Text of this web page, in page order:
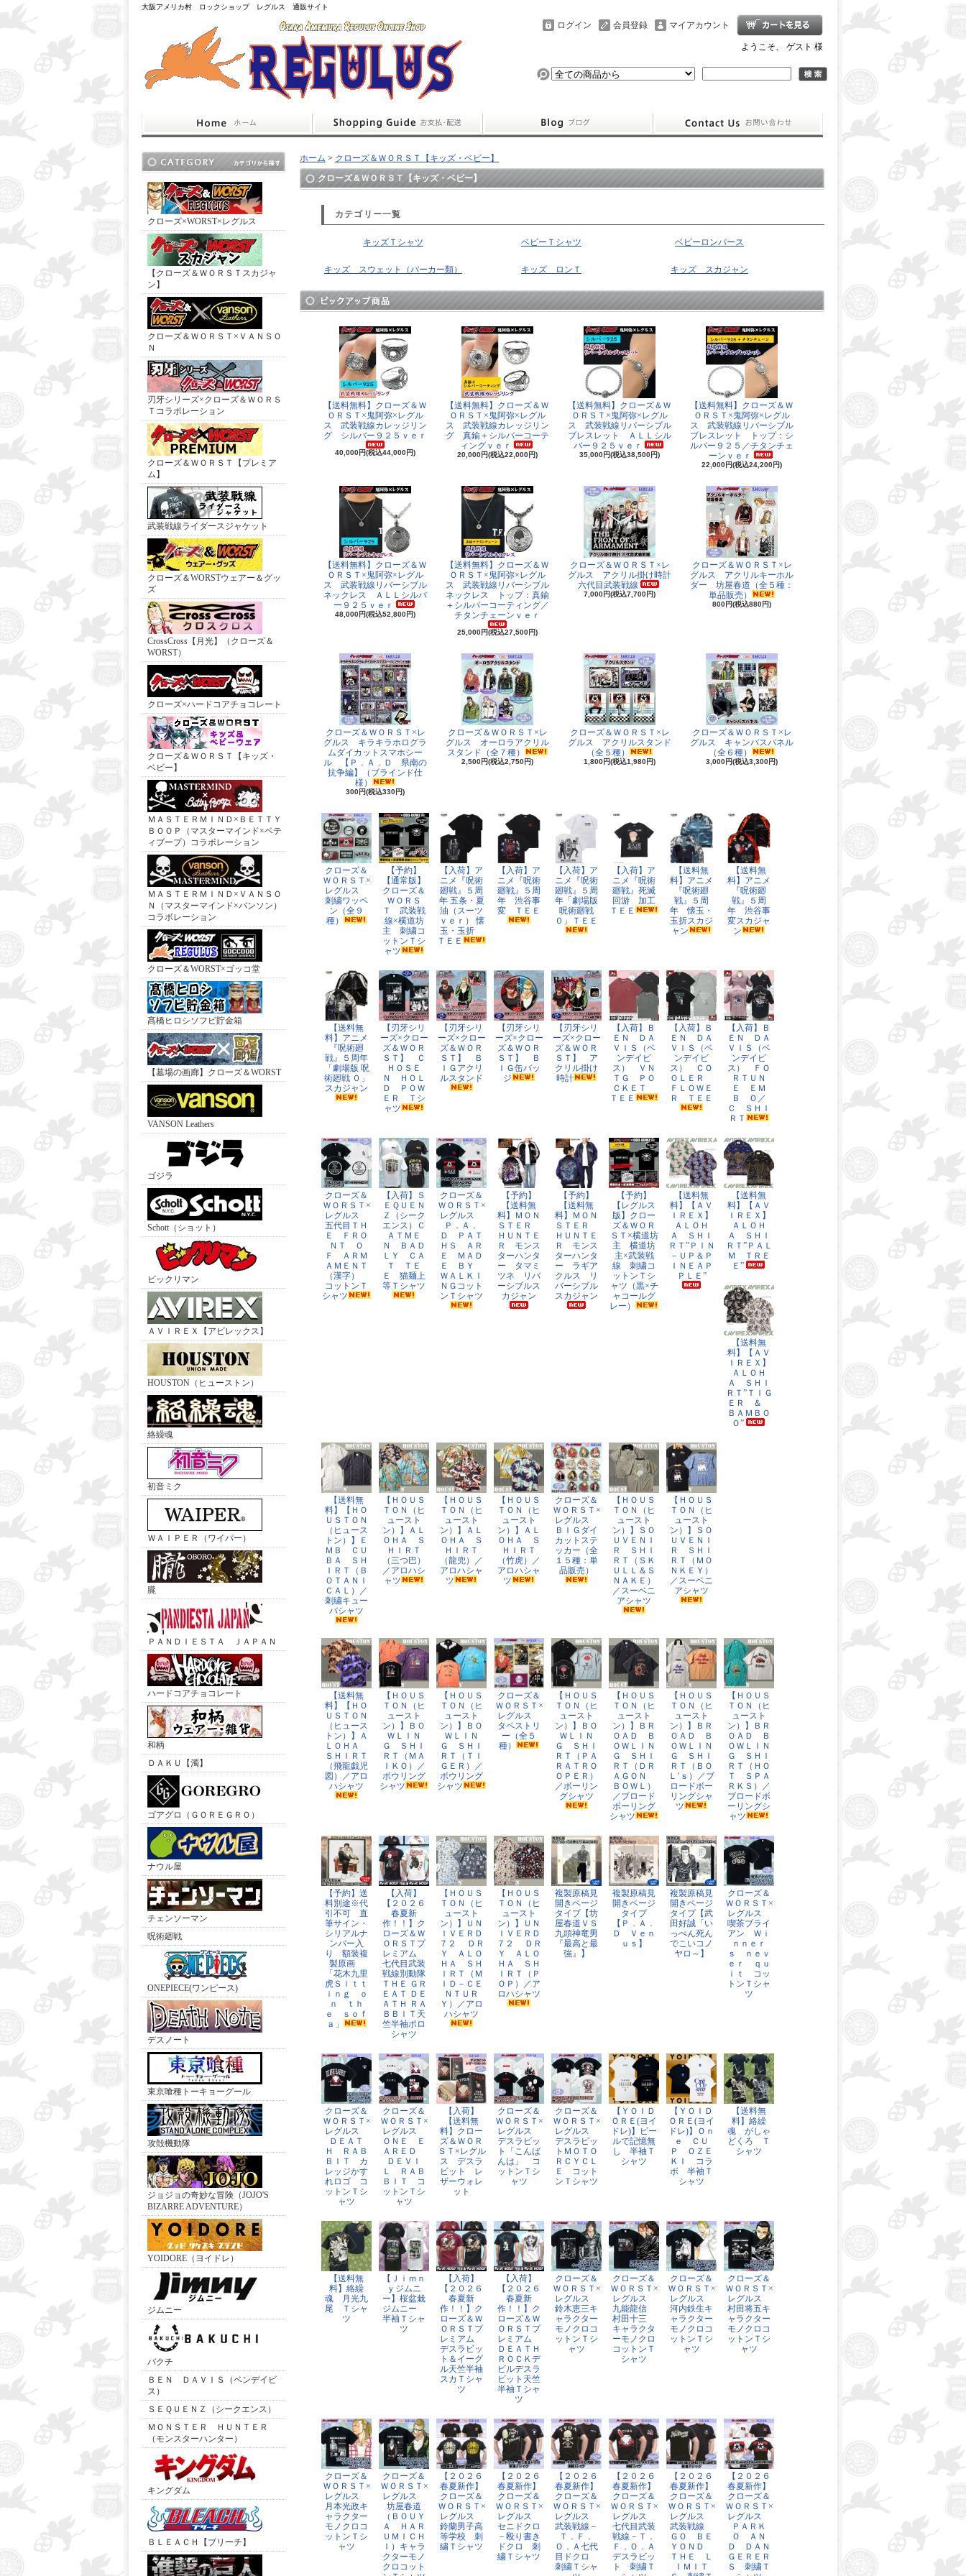
大阪アメリカ村 ロックショップ レグルス 通販サイト
マイアカウント
会員登録
ログイン
ようこそ、 ゲスト 様
クローズ×WORST×レグルス
【クローズ＆ＷＯＲＳＴスカジャ
ン】
クローズ＆ＷＯＲＳＴ×ＶＡＮＳＯ
Ｎ
刃牙シリーズ×クローズ＆ＷＯＲＳ
Ｔコラボレーション
クローズ＆ＷＯＲＳＴ【プレミア
ム】
武装戦線ライダースジャケット
クローズ＆WORSTウェアー＆グッ
ズ
CrossCross【月光】（クローズ＆
WORST）
クローズ×ハードコアチョコレート
クローズ＆ＷＯＲＳＴ【キッズ・
ベビー】
ＭＡＳＴＥＲＭＩＮＤ×ＢＥＴＴＹ
ＢＯＯＰ（マスターマインド×ベテ
ィブープ）コラボレーション
ＭＡＳＴＥＲＭＩＮＤ×ＶＡＮＳＯ
Ｎ（マスターマインド×バンソン）
コラボレーション
クローズ＆WORST×ゴッコ堂
髙橋ヒロシソフビ貯金箱
【墓場の画廊】クローズ＆WORST
VANSON Leathers
ゴジラ
Schott（ショット）
ビックリマン
ＡＶＩＲＥＸ【アビレックス】
HOUSTON（ヒューストン）
絡繰魂
初音ミク
ＷＡＩＰＥＲ（ワイパー）
朧
ＰＡＮＤＩＥＳＴＡ ＪＡＰＡＮ
ハードコアチョコレート
和柄
ＤＡＫＵ【濁】
ゴアグロ（ＧＯＲＥＧＲＯ）
ナウル屋
チェンソーマン
呪術廻戦
ONEPIECE(ワンピース)
デスノート
東京喰種トーキョーグール
攻殻機動隊
ジョジョの奇妙な冒険（JOJO'S
BIZARRE ADVENTURE）
YOIDORE（ヨイドレ）
ジムニー
バクチ
ＢＥＮ ＤＡＶＩＳ（ベンデイビ
ス）
ＳＥＱＵＥＮＺ（シークエンス）
ＭＯＮＳＴＥＲ ＨＵＮＴＥＲ
（モンスターハンター）
キングダム
ＢＬＥＡＣＨ【ブリーチ】
ホーム > クローズ＆ＷＯＲＳＴ【キッズ・ベビー】
クローズ＆ＷＯＲＳＴ【キッズ・ベビー】
カテゴリー一覧
キッズＴシャツ ベビーＴシャツ ベビーロンパース
キッズ スウェット（パーカー類） キッズ ロンＴ キッズ スカジャン
【送料無料】クローズ＆Ｗ
ＯＲＳＴ×鬼阿弥×レグル
ス 武装戦線カレッジリン
グ シルバー９２５ｖｅｒ
40,000円(税込44,000円)
【送料無料】クローズ＆Ｗ
ＯＲＳＴ×鬼阿弥×レグル
ス 武装戦線カレッジリン
グ 真鍮＋シルバーコーテ
ィングｖｅｒ
20,000円(税込22,000円)
【送料無料】クローズ＆Ｗ
ＯＲＳＴ×鬼阿弥×レグル
ス 武装戦線リバーシブル
ブレスレット ＡＬＬシル
バー９２５ｖｅｒ
35,000円(税込38,500円)
【送料無料】クローズ＆Ｗ
ＯＲＳＴ×鬼阿弥×レグル
ス 武装戦線リバーシブル
ブレスレット トップ：シ
ルバー９２５／チタンチェ
ーンｖｅｒ
22,000円(税込24,200円)
【送料無料】クローズ＆Ｗ
ＯＲＳＴ×鬼阿弥×レグル
ス 武装戦線リバーシブル
ネックレス ＡＬＬシルバ
ー９２５ｖｅｒ
48,000円(税込52,800円)
【送料無料】クローズ＆Ｗ
ＯＲＳＴ×鬼阿弥×レグル
ス 武装戦線リバーシブル
ネックレス トップ：真鍮
＋シルバーコーティング／
チタンチェーンｖｅｒ
25,000円(税込27,500円)
クローズ＆ＷＯＲＳＴ×レ
グルス アクリル掛け時計
六代目武装戦線
7,000円(税込7,700円)
クローズ＆ＷＯＲＳＴ×レ
グルス アクリルキーホル
ダー 坊屋春道（全５種：
単品販売）
800円(税込880円)
クローズ＆ＷＯＲＳＴ×レ
グルス キラキラホログラ
ムダイカットスマホシー
ル 【Ｐ．Ａ．Ｄ 県南の
抗争編】（ブラインド仕
様）
300円(税込330円)
クローズ＆ＷＯＲＳＴ×レ
グルス オーロラアクリル
スタンド（全７種）
2,500円(税込2,750円)
クローズ＆ＷＯＲＳＴ×レ
グルス アクリルスタンド
（全５種）
1,800円(税込1,980円)
クローズ＆ＷＯＲＳＴ×レ
グルス キャンバスパネル
（全６種）
3,000円(税込3,300円)
クローズ＆
ＷＯＲＳＴ×
レグルス
刺繍ワッペ
ン（全９
種）
【予約】
【通常版】
クローズ＆
ＷＯＲＳ
Ｔ 武装戦
線×横道坊
主 刺繍コ
ットンＴシ
ャツ
【入荷】ア
ニメ『呪術
廻戦』５周
年 五条・夏
油（スーツ
ｖｅｒ） 懐
玉・玉折
ＴＥＥ
【入荷】ア
ニメ『呪術
廻戦』５周
年 渋谷事
変 ＴＥＥ
【入荷】ア
ニメ『呪術
廻戦』５周
年「劇場版
呪術廻戦
０」ＴＥＥ
【入荷】ア
ニメ『呪術
廻戦』死滅
回游 加工
ＴＥＥ
【送料無
料】アニメ
『呪術廻
戦』５周
年 懐玉・
玉折スカジ
ャン
【送料無
料】アニメ
『呪術廻
戦』５周
年 渋谷事
変スカジャ
ン
【送料無
料】アニメ
『呪術廻
戦』５周年
「劇場版 呪
術廻戦 ０」
スカジャン
【刃牙シリ
ーズ×クロー
ズ＆ＷＯＲ
ＳＴ】 Ｃ
ＨＯＳＥ
Ｎ ＨＯＬ
Ｄ ＰＯＷ
ＥＲ Ｔシ
ャツ
【刃牙シリ
ーズ×クロー
ズ＆ＷＯＲ
ＳＴ】 Ｂ
ＩＧアクリ
ルスタンド
【刃牙シリ
ーズ×クロー
ズ＆ＷＯＲ
ＳＴ】 Ｂ
ＩＧ缶バッ
ジ
【刃牙シリ
ーズ×クロー
ズ＆ＷＯＲ
ＳＴ】 ア
クリル掛け
時計
【入荷】Ｂ
ＥＮ ＤＡ
ＶＩＳ（ベ
ンデイビ
ス） ＶＮ
ＴＧ ＰＯ
ＣＫＥＴ
ＴＥＥ
【入荷】Ｂ
ＥＮ ＤＡ
ＶＩＳ（ベ
ンデイビ
ス） ＣＯ
ＯＬＥＲ
ＦＬＯＷＥ
Ｒ ＴＥＥ
【入荷】Ｂ
ＥＮ ＤＡ
ＶＩＳ（ベ
ンデイビ
ス） ＦＯ
ＲＴＵＮ
Ｅ ＥＭ
Ｂ Ｏ／
Ｃ ＳＨＩ
ＲＴ
クローズ＆
ＷＯＲＳＴ×
レグルス
五代目ＴＨ
Ｅ ＦＲＯ
ＮＴ Ｏ
Ｆ ＡＲＭ
ＡＭＥＮＴ
（漢字）
コットンＴ
シャツ
【入荷】Ｓ
ＥＱＵＥＮ
Ｚ（シーク
エンス）Ｃ
ＡＴＭＥ
Ｎ ＢＡＤ
ＬＹ ＣＡ
Ｔ ＴＥ
Ｅ 猫麺上
等Ｔシャツ
クローズ＆
ＷＯＲＳＴ×
レグルス
Ｐ．Ａ．
Ｄ ＰＡＴ
ＨＳ ＡＲ
Ｅ ＭＡＤ
Ｅ ＢＹ
ＷＡＬＫＩ
ＮＧコット
ンＴシャツ
【予約】
【送料無
料】ＭＯＮ
ＳＴＥＲ
ＨＵＮＴＥ
Ｒ モンス
ターハンタ
ー タマミ
ツネ リバ
ーシブルス
カジャン
【予約】
【送料無
料】ＭＯＮ
ＳＴＥＲ
ＨＵＮＴＥ
Ｒ モンス
ターハンタ
ー ラギア
クルス リ
バーシブル
スカジャン
【予約】
【レグルス
版】クロー
ズ＆ＷＯＲ
ＳＴ×横道坊
主 横道坊
主×武装戦
線 刺繍コ
ットンＴシ
ャツ（黒×チ
ャコールグ
レー）
【送料無
料】【ＡＶ
ＩＲＥＸ】
ＡＬＯＨ
Ａ ＳＨＩ
ＲＴ”ＰＩＮ
－ＵＰ＆Ｐ
ＩＮＥＡＰ
ＰＬＥ”
【送料無
料】【ＡＶ
ＩＲＥＸ】
ＡＬＯＨ
Ａ ＳＨＩ
ＲＴ”ＰＡＬ
Ｍ ＴＲＥ
Ｅ”
【送料無
料】【ＡＶ
ＩＲＥＸ】
ＡＬＯＨ
Ａ ＳＨＩ
ＲＴ”ＴＩＧ
ＥＲ ＆
ＢＡＭＢＯ
Ｏ”
【送料無
料】【ＨＯ
ＵＳＴＯＮ
（ヒュース
トン）】Ｅ
ＭＢ ＣＵ
ＢＡ ＳＨ
ＩＲＴ（Ｂ
ＯＴＡＮＩ
ＣＡＬ）／
刺繍キュー
バシャツ
【ＨＯＵＳ
ＴＯＮ（ヒ
ュースト
ン）】ＡＬ
ＯＨＡ Ｓ
ＨＩＲＴ
（三つ巴）
／アロハシ
ャツ
【ＨＯＵＳ
ＴＯＮ（ヒ
ュースト
ン）】ＡＬ
ＯＨＡ Ｓ
ＨＩＲＴ
（龍兜）／
アロハシャ
ツ
【ＨＯＵＳ
ＴＯＮ（ヒ
ュースト
ン）】ＡＬ
ＯＨＡ Ｓ
ＨＩＲＴ
（竹虎）／
アロハシャ
ツ
クローズ＆
ＷＯＲＳＴ×
レグルス
ＢＩＧダイ
カットステ
ッカー（全
１５種：単
品販売）
【ＨＯＵＳ
ＴＯＮ（ヒ
ュースト
ン）】ＳＯ
ＵＶＥＮＩ
Ｒ ＳＨＩ
ＲＴ（ＳＫ
ＵＬＬ＆Ｓ
ＮＡＫＥ）
／スーベニ
アシャツ
【ＨＯＵＳ
ＴＯＮ（ヒ
ュースト
ン）】ＳＯ
ＵＶＥＮＩ
Ｒ ＳＨＩ
ＲＴ（ＭＯ
ＮＫＥＹ）
／スーベニ
アシャツ
【送料無
料】【ＨＯ
ＵＳＴＯＮ
（ヒュース
トン）】Ａ
ＬＯＨＡ
ＳＨＩＲＴ
（飛龍戯児
図）／アロ
ハシャツ
【ＨＯＵＳ
ＴＯＮ（ヒ
ュースト
ン）】ＢＯ
ＷＬＩＮ
Ｇ ＳＨＩ
ＲＴ（ＭＡ
ＩＫＯ）／
ボウリング
シャツ
【ＨＯＵＳ
ＴＯＮ（ヒ
ュースト
ン）】ＢＯ
ＷＬＩＮ
Ｇ ＳＨＩ
ＲＴ（ＴＩ
ＧＥＲ）／
ボウリング
シャツ
クローズ＆
ＷＯＲＳＴ×
レグルス
タペストリ
ー（全５
種）
【ＨＯＵＳ
ＴＯＮ（ヒ
ュースト
ン）】ＢＯ
ＷＬＩＮ
Ｇ ＳＨＩ
ＲＴ（ＰＡ
ＲＡＴＲＯ
ＯＰＥＲ）
／ボーリン
グシャツ
【ＨＯＵＳ
ＴＯＮ（ヒ
ュースト
ン）】ＢＲ
ＯＡＤ Ｂ
ＯＷＬＩＮ
Ｇ ＳＨＩ
ＲＴ（ＤＲ
ＡＧＯＮ
ＢＯＷＬ）
／ブロード
ボーリング
シャツ
【ＨＯＵＳ
ＴＯＮ（ヒ
ュースト
ン）】ＢＲ
ＯＡＤ Ｂ
ＯＷＬＩＮ
Ｇ ＳＨＩ
ＲＴ（ＢＯ
Ｌ’ｓ）／ブ
ロードボー
リングシャ
ツ
【ＨＯＵＳ
ＴＯＮ（ヒ
ュースト
ン）】ＢＲ
ＯＡＤ Ｂ
ＯＷＬＩＮ
Ｇ ＳＨＩ
ＲＴ（ＨＯ
Ｔ ＳＰＡ
ＲＫＳ）／
ブロードボ
ーリングシ
ャツ
【予約】送
料別途※代
引不可 直
筆サイン・
シリアルナ
ンバー入
り 額装複
製原画
「花木九里
虎Ｓｉｔｔ
ｉｎｇ ｏ
ｎ ｔｈ
ｅ ｓｏｆ
ａ」
【入荷】
【２０２６
春夏新
作！！】ク
ローズ＆Ｗ
ＯＲＳＴプ
レミアム
七代目武装
戦線別動隊
ＴＨＥ ＧＲ
ＥＡＴ ＤＥ
ＡＴＨ ＲＡ
ＢＢＩＴ天
竺半袖ポロ
シャツ
【ＨＯＵＳ
ＴＯＮ（ヒ
ュースト
ン）】ＵＮ
ＩＶＥＲＤ
７２ ＤＲ
Ｙ ＡＬＯ
ＨＡ ＳＨ
ＩＲＴ（Ｍ
ＩＤ－ＣＥ
ＮＴＵＲ
Ｙ）／アロ
ハシャツ
【ＨＯＵＳ
ＴＯＮ（ヒ
ュースト
ン）】ＵＮ
ＩＶＥＲＤ
７２ ＤＲ
Ｙ ＡＬＯ
ＨＡ ＳＨ
ＩＲＴ（Ｐ
ＯＰ）／ア
ロハシャツ
複製原稿見
開きページ
タイプ【坊
屋春道ＶＳ
九頭神竜男
『最高と最
強』】
複製原稿見
開きページ
タイプ
【Ｐ．Ａ．
Ｄ Ｖｅｎ
ｕｓ】
複製原稿見
開きページ
タイプ【武
田好誠「い
っぺん死ん
でこいコノ
ヤロ～】
クローズ＆
ＷＯＲＳＴ×
レグルス
喫茶ブライ
アン Ｗｉ
ｎｎｅｒ
ｓ ｎｅｖ
ｅｒ ｑｕ
ｉｔ コッ
トンＴシャ
ツ
クローズ＆
ＷＯＲＳＴ×
レグルス
ＤＥＡＴ
Ｈ ＲＡＢ
ＢＩＴ カ
レッジかす
れロゴ コ
ットンＴシ
ャツ
クローズ＆
ＷＯＲＳＴ×
レグルス
ＯＮＥ Ｅ
ＡＲＥＤ
ＤＥＶＩ
Ｌ ＲＡＢ
ＢＩＴ コ
ットンＴシ
ャツ
【入荷】
【送料無
料】クロー
ズ＆ＷＯＲ
ＳＴ×レグル
ス デスラ
ビット レ
ザーウォレ
ット
クローズ＆
ＷＯＲＳＴ×
レグルス
デスラビッ
ト「こんば
んは」 コ
ットンＴシ
ャツ
クローズ＆
ＷＯＲＳＴ×
レグルス
デスラビッ
トＭＯＴＯ
ＲＣＹＣＬ
Ｅ コット
ンＴシャツ
【ＹＯＩＤ
ＯＲＥ(ヨイ
ドレ)】ビー
ルで記憶無
し 半袖Ｔ
シャツ
【ＹＯＩＤ
ＯＲＥ(ヨイ
ドレ)】Ｏｎ
ｅ ＣＵ
Ｐ ＯＺＥ
ＫＩ コラ
ボ 半袖Ｔ
シャツ
【送料無
料】絡繰
魂 がしゃ
どくろ Ｔ
シャツ
【送料無
料】絡繰
魂 月光九
尾 Ｔシャ
ツ
【Ｊｉｍｎ
ｙジムニ
ー】桜盆栽
ジムニー
半袖Ｔシャ
ツ
【入荷】
【２０２６
春夏新
作！！】ク
ローズ＆Ｗ
ＯＲＳＴプ
レミアム
デスラビッ
ト＆イーグ
ル天竺半袖
スカＴシャ
ツ
【入荷】
【２０２６
春夏新
作！！】ク
ローズ＆Ｗ
ＯＲＳＴプ
レミアム
ＤＥＡＴＨ
ＲＯＣＫデ
ビルデスラ
ビット天竺
半袖Ｔシャ
ツ
クローズ＆
ＷＯＲＳＴ×
レグルス
鈴木恵三キ
ャラクター
モノクロコ
ットンＴシ
ャツ
クローズ＆
ＷＯＲＳＴ×
レグルス
九能龍信
村田十三
キャラクタ
ーモノクロ
コットンＴ
シャツ
クローズ＆
ＷＯＲＳＴ×
レグルス
河内鉄生キ
ャラクター
モノクロコ
ットンＴシ
ャツ
クローズ＆
ＷＯＲＳＴ×
レグルス
村田将五キ
ャラクター
モノクロコ
ットンＴシ
ャツ
クローズ＆
ＷＯＲＳＴ×
レグルス
月本光政キ
ャラクター
モノクロコ
ットンＴシ
ャツ
クローズ＆
ＷＯＲＳＴ×
レグルス
坊屋春道
（ＢＯＵＹ
Ａ ＨＡＲ
ＵＭＩＣＨ
Ｉ）キャラ
クターモノ
クロコット
【２０２６
春夏新作】
クローズ＆
ＷＯＲＳＴ×
レグルス
鈴蘭男子高
等学校 刺
繍Ｔシャツ
【２０２６
春夏新作】
クローズ＆
ＷＯＲＳＴ×
レグルス
セニドクロ
－殴り書き
ドクロ 刺
繍Ｔシャツ
【２０２６
春夏新作】
クローズ＆
ＷＯＲＳＴ×
レグルス
武装戦線－
Ｔ．Ｆ．
Ｏ．Ａ七代
目ドクロ
刺繍Ｔシャ
【２０２６
春夏新作】
クローズ＆
ＷＯＲＳＴ×
レグルス
七代目武装
戦線－Ｔ．
Ｆ．Ｏ．Ａ
デスラビッ
ト 刺繍Ｔ
【２０２６
春夏新作】
クローズ＆
ＷＯＲＳＴ×
レグルス
武装戦線
ＧＯ ＢＥ
ＹＯＮＤ
ＴＨＥ Ｌ
ＩＭＩＴ
【２０２６
春夏新作】
クローズ＆
ＷＯＲＳＴ×
レグルス
ＰＡＲＫ
Ｏ ＡＮ
Ｄ ＤＡＮ
ＧＥＲＥＲ
Ｓ 刺繍Ｔ